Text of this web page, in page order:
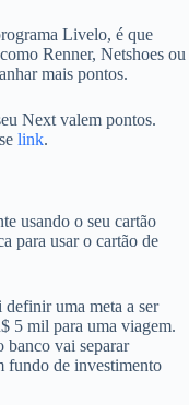
Livelo, é que
Renner, Netshoes ou
mais pontos.
Next valem pontos.
link.
usando o seu cartão
para usar o cartão de
definir uma meta a ser
5 mil para uma viagem.
banco vai separar
fundo de investimento